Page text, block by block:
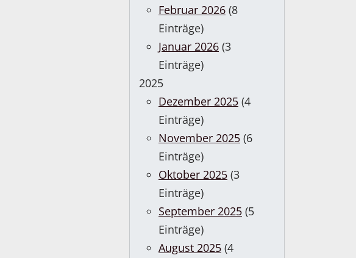
Februar 2026 (8
Einträge)
Januar 2026 (3
Einträge)
2025
Dezember 2025 (4
Einträge)
November 2025 (6
Einträge)
Oktober 2025 (3
Einträge)
September 2025 (5
Einträge)
August 2025 (4